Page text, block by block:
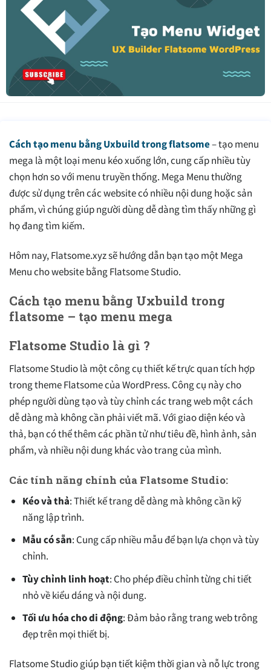
Cách tạo menu bằng Uxbuild trong flatsome– tạo menu
mega là một loại menu kéo xuống lớn, cung cấp nhiều tùy
chọn hơn so với menu truyền thống. Mega Menu thường
được sử dụng trên các website có nhiều nội dung hoặc sản
phẩm, vì chúng giúp người dùng dễ dàng tìm thấy những gì
họ đang tìm kiếm.
Hôm nay, Flatsome.xyz sẽ hướng dẫn bạn tạo một Mega
Menu cho website bằng Flatsome Studio.
Cách tạo menu bằng Uxbuild trong
flatsome – tạo menu mega
Flatsome Studio là gì ?
Flatsome Studio là một công cụ thiết kế trực quan tích hợp
trong theme Flatsome của WordPress. Công cụ này cho
phép người dùng tạo và tùy chỉnh các trang web một cách
dễ dàng mà không cần phải viết mã. Với giao diện kéo và
thả, bạn có thể thêm các phần tử như tiêu đề, hình ảnh, sản
phẩm, và nhiều nội dung khác vào trang của mình.
Các tính năng chính của Flatsome Studio:
Kéo và thả: Thiết kế trang dễ dàng mà không cần kỹ
năng lập trình.
Mẫu có sẵn: Cung cấp nhiều mẫu để bạn lựa chọn và tùy
chỉnh.
Tùy chỉnh linh hoạt: Cho phép điều chỉnh từng chi tiết
nhỏ về kiểu dáng và nội dung.
Tối ưu hóa cho di động: Đảm bảo rằng trang web trông
đẹp trên mọi thiết bị.
Flatsome Studio giúp bạn tiết kiệm thời gian và nỗ lực trong